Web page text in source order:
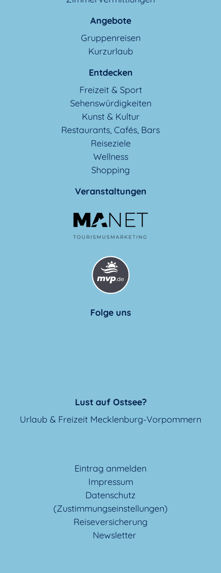
Angebote
Gruppenreisen
Kurzurlaub
Entdecken
Freizeit & Sport
Sehenswürdigkeiten
Kunst & Kultur
Restaurants, Cafés, Bars
Reiseziele
Wellness
Shopping
Veranstaltungen
Folge uns
Lust auf Ostsee?
Urlaub & Freizeit Mecklenburg-Vorpommern
Eintrag anmelden
Impressum
Datenschutz
(Zustimmungseinstellungen)
Reiseversicherung
Newsletter